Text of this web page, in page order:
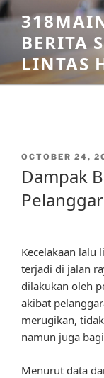
Skip
to
contentBERITA
LINTAS
POSTED
OCTOBER 24,
Dampak
Kecelakaan lalu
terjadi di jalan
dilakukan oleh
akibat
merugikan,
namun juga
Menurut data